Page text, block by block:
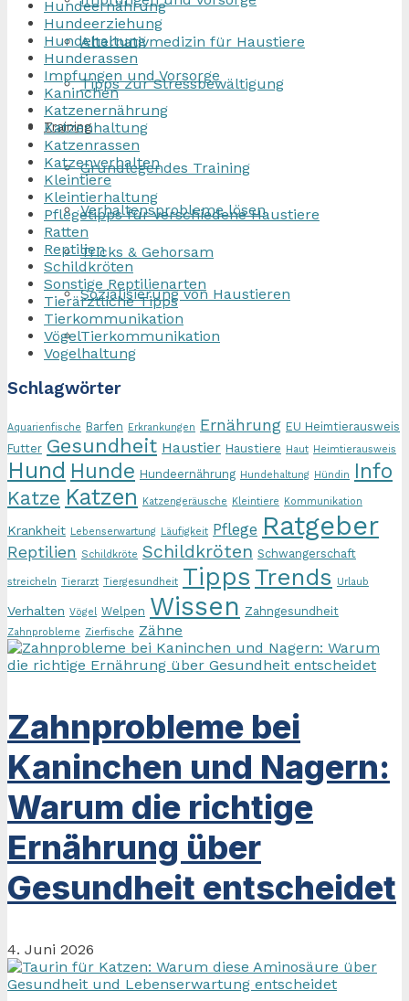
Alternativmedizin für Haustiere
Tipps zur Stressbewältigung
Training
Grundlegendes Training
Verhaltensprobleme lösen
Tricks & Gehorsam
Sozialisierung von Haustieren
Tierkommunikation
Hundeernährung
Hundeerziehung
Hundehaltung
Hunderassen
Impfungen und Vorsorge
Kaninchen
Katzenernährung
Katzenhaltung
Katzenrassen
Katzenverhalten
Kleintiere
Kleintierhaltung
Pflegetipps für verschiedene Haustiere
Ratten
Reptilien
Schildkröten
Sonstige Reptilienarten
Tierärztliche Tipps
Tierkommunikation
Vögel
Vogelhaltung
Schlagwörter
Aquarienfische Barfen Erkrankungen Ernährung EU Heimtierausweis
Futter Gesundheit Haustier Haustiere Haut Heimtierausweis
Hund Hunde Hundeernährung Hundehaltung Hündin Info
Katze Katzen Katzengeräusche Kleintiere Kommunikation
Krankheit Lebenserwartung Läufigkeit Pflege Ratgeber
Reptilien Schildkröte Schildkröten Schwangerschaft
streicheln Tierarzt Tiergesundheit Tipps Trends Urlaub
Verhalten Vögel Welpen Wissen Zahngesundheit
Zahnprobleme Zierfische Zähne
Zahnprobleme bei
Kaninchen und Nagern:
Warum die richtige
Ernährung über
Gesundheit entscheidet
4. Juni 2026